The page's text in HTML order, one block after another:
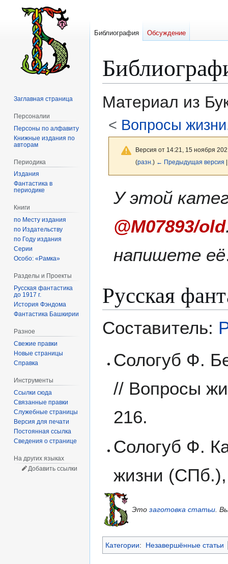
Материал из
< Вопросы
Версия от 14:21, 15 ноября
(разн. ) ← Предыдущая версия
У этой
@M07893/old
напишете её
Русская
Составитель:
Сологуб Ф.
// Вопросы
216.
Сологуб Ф.
жизни
Это заготовка статьи
Категории: Незавершённые статьи
Библиография Обсуждение
Заглавная страница
Персоналии
Персоны по алфавиту
Книжные издания по
авторам
Периодика
Издания
Фантастика в
периодике
Книги
по Месту издания
по Издательству
по Году издания
Серии
Особо: «Рамка»
Разделы и Проекты
Русская фантастика
до 1917 г.
История Фэндома
Фантастика Башкирии
Разное
Свежие правки
Новые страницы
Справка
Инструменты
Ссылки сюда
Связанные правки
Служебные страницы
Версия для печати
Постоянная ссылка
Сведения о странице
На других языках
Добавить ссылки